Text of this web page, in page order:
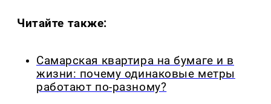
Читайте также:
Самарская квартира на бумаге и в
жизни: почему одинаковые метры
работают по-разному?